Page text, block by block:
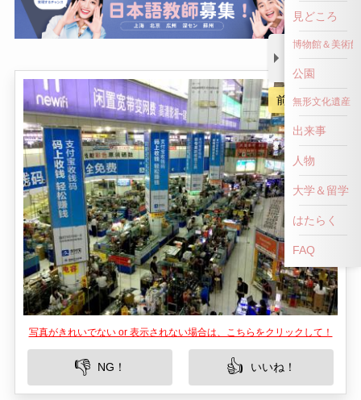
前へ戻る
写真がきれいでない or 表示されない場合は、こちらをクリックして！
👎 NG！ 👍 いいね！
見どころ
博物館＆美術館
公園
無形文化遺産
出来事
人物
大学＆留学
はたらく
FAQ